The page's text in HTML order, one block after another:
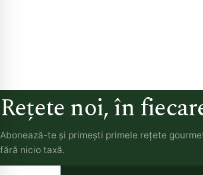
Rețete noi, în
Abonează-te și primești primele rețete
fără nicio taxă.